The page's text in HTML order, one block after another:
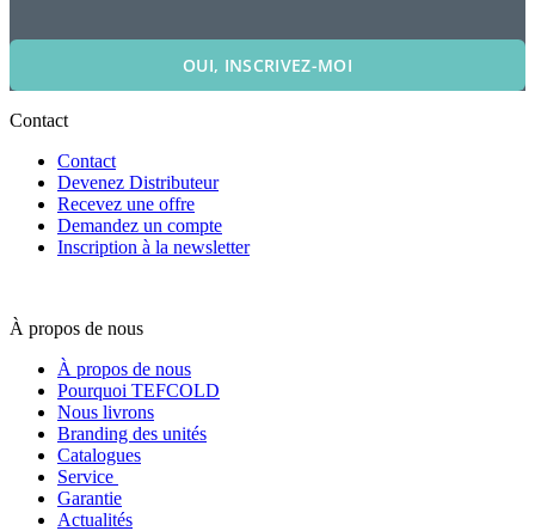
OUI, INSCRIVEZ-MOI
Contact
Contact
Devenez Distributeur
Recevez une offre
Demandez un compte
Inscription à la newsletter
À propos de nous
À propos de nous
Pourquoi TEFCOLD
Nous livrons
Branding des unités
Catalogues
Service
Garantie
Actualités